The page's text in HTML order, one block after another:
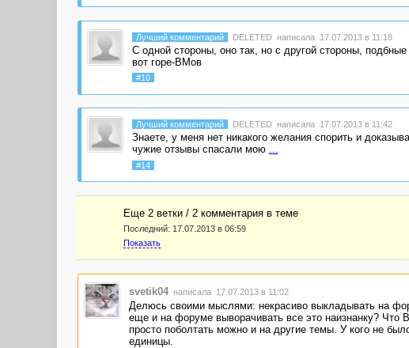
Лучший комментарий DELETED написала 17.07.2013 в 11:18
С одной стороны, оно так, но с другой стороны,
вот горе-ВМов
#10
Лучший комментарий DELETED написала 17.07.2013 в 11:42
Знаете, у меня нет никакого желания спорить и
чужие отзывы спасали мою ...
#14
Еще 2 ветки / 2 комментария в темe
Последний: 17.07.2013 в 06:59
Показать
svetik04 написала 17.07.2013 в 11:02
Делюсь своими мыслями: некрасиво выкладывать на
еще и на форуме выворачивать все это наизнанку? Что
просто поболтать можно и на другие темы. У кого не
единицы.